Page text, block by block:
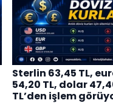
Sterlin 63,45 TL,
54,20 TL, dolar
TL’den işlem